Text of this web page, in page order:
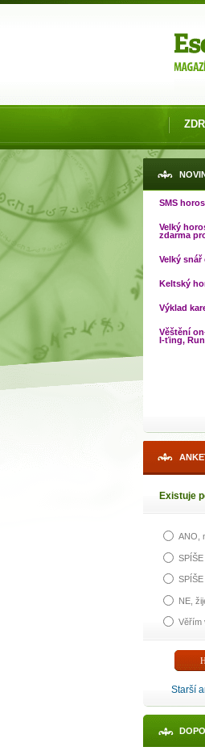
SMS
Velký
zdarma
Velký snář
Keltský
Výklad
Věštění
I-ťing,
Existuje
ANO,
NE,
Věřím
Starší